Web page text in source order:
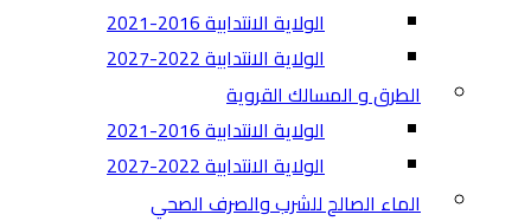
الولاية الانتدابية 2016-2021
الولاية الانتدابية 2022-2027
الطرق و المسالك القروية
الولاية الانتدابية 2016-2021
الولاية الانتدابية 2022-2027
الماء الصالح للشرب والصرف الصحي